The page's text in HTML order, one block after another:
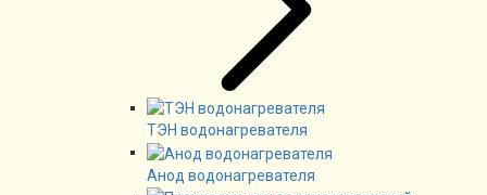
ТЭН водонагревателя
Анод водонагревателя